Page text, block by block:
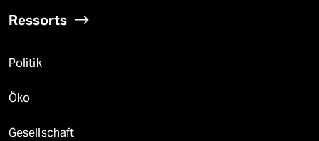
Ressorts
Politik
Öko
Gesellschaft